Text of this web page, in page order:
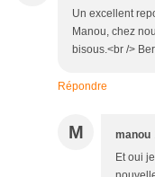
Un excellent
Manou, chez
bisous.<br />
Répondre
M manou
Et oui